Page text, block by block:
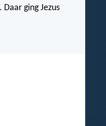
ging Jezus